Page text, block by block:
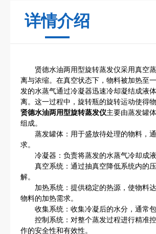
详情介绍
贤德水油两用型旋转蒸发仪采用真空蒸
离与浓缩。在真空状态下，物料被加热至
发的水蒸气通过冷凝器迅速冷却凝结成液
离。这一过程中，旋转瓶的旋转运动使得
贤德水油两用型旋转蒸发仪主要由蒸发罐
组成。
蒸发罐体：用于盛放待处理的物料，通
求。
冷凝器：负责将蒸发的水蒸气冷却成液
真空系统：通过抽真空降低系统内的压
解。
加热系统：提供稳定的热源，使物料达
物料的加热需求。
收集系统：收集冷凝后的水分，通常包
控制系统：对整个蒸发过程进行精准控
作的安全性和有效性。